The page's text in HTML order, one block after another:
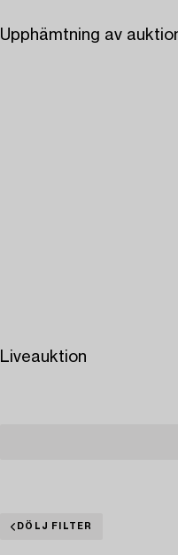
Upphämtning av
Liveauktion
DÖLJ FILTER